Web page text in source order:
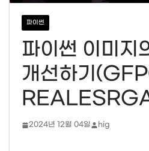
파이썬
파이썬 이미지
개선하기
2024년 12월 04일 hig